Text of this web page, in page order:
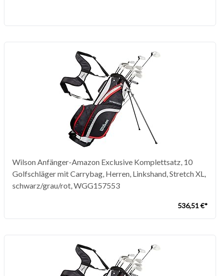
Wilson Anfänger-Amazon Exclusive Komplettsatz, 10
Golfschläger mit Carrybag, Herren, Linkshand, Stretch XL,
schwarz/grau/rot, WGG157553
536,51 €*